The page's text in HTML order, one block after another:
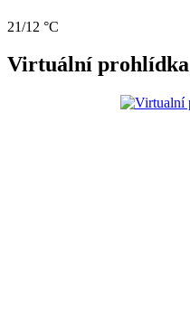
21/12 °C
Virtuální prohlídka